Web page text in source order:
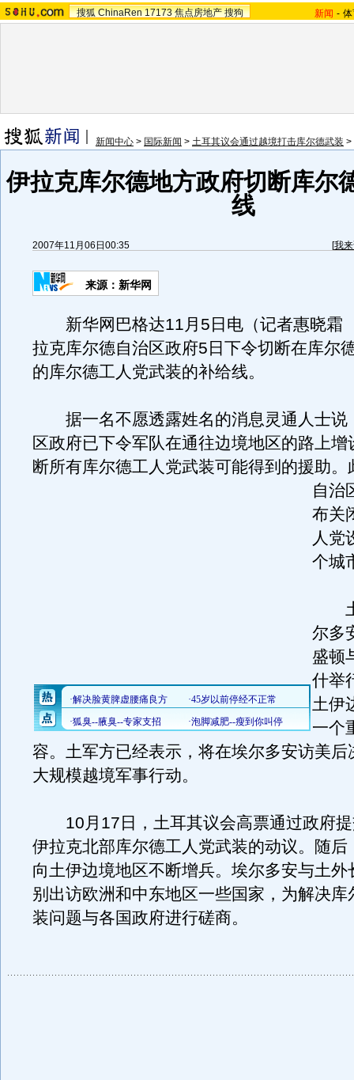
搜狐 ChinaRen 17173 焦点房地产 搜狗 新闻 -
新闻中心 > 国际新闻 > 土耳其议会通过越境打击库尔德武装 >
伊拉克库尔德地方政府切断库尔
线
2007年11月06日00:35 [我
来源：新华网
新华网巴格达11月5日电（记者惠晓霜
拉克库尔德自治区政府5日下令切断在库尔
的库尔德工人党武装的补给线。
据一名不愿透露姓名的消息灵通人士说
区政府已下令军队在通往边境地区的路上增
断所有库尔德工人党武装可能得到的援助。
自治
布关
人党
个城
土
尔多
盛顿
什举
土伊
一个
容。土军方已经表示，将在埃尔多安访美后
大规模越境军事行动。
10月17日，土耳其议会高票通过政府提
伊拉克北部库尔德工人党武装的动议。随后
向土伊边境地区不断增兵。埃尔多安与土外
别出访欧洲和中东地区一些国家，为解决库
装问题与各国政府进行磋商。